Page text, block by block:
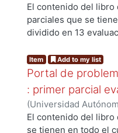
Básicas e Ingeniería,
Ernesto Javier;
Vidal, Manuel
El contenido del libro
parciales que se
dividido en 13
Item Add to my list
Portal de
: primer parcial
(Universidad
Ingeniería,
Javier;Canals
El contenido del libro
se tienen en todo el